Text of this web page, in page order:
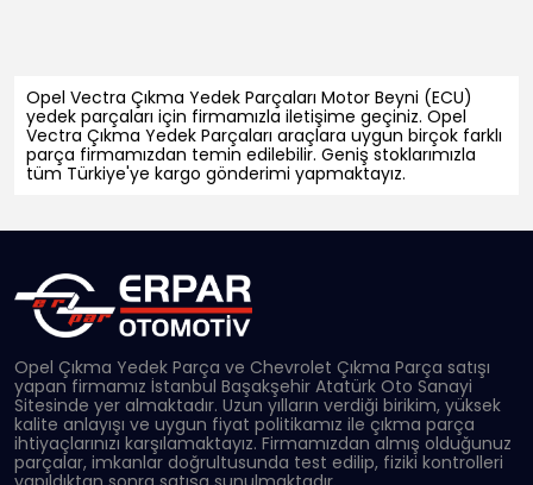
Opel Vectra Çıkma Yedek Parçaları Motor Beyni (ECU)
yedek parçaları için firmamızla iletişime geçiniz. Opel
Vectra Çıkma Yedek Parçaları araçlara uygun birçok farklı
parça firmamızdan temin edilebilir. Geniş stoklarımızla
tüm Türkiye'ye kargo gönderimi yapmaktayız.
Opel Çıkma Yedek Parça ve Chevrolet Çıkma Parça satışı
yapan firmamız İstanbul Başakşehir Atatürk Oto Sanayi
Sitesinde yer almaktadır. Uzun yılların verdiği birikim, yüksek
kalite anlayışı ve uygun fiyat politikamız ile çıkma parça
ihtiyaçlarınızı karşılamaktayız. Firmamızdan almış olduğunuz
parçalar, imkanlar doğrultusunda test edilip, fiziki kontrolleri